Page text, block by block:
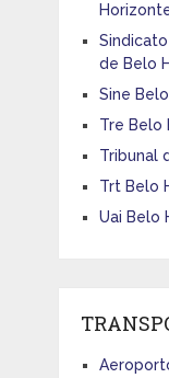
de Belo
Sine
Tre Belo
Tribunal
Trt Belo
Uai Belo